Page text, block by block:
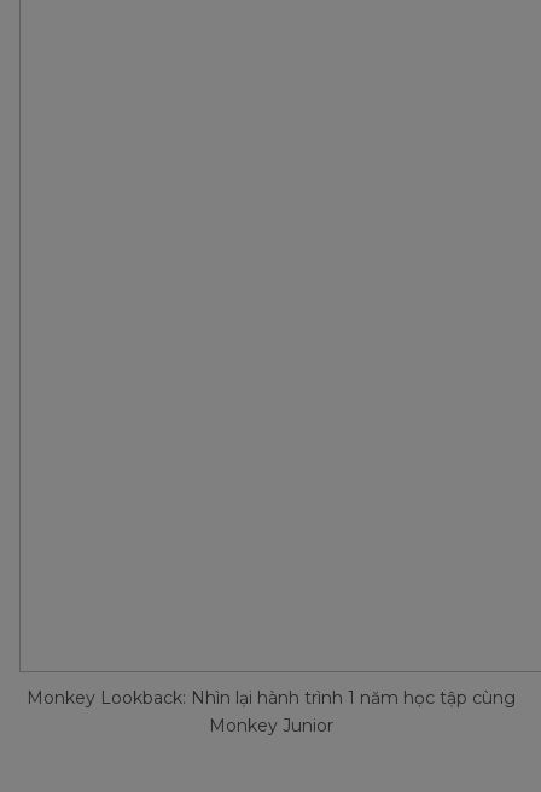
Monkey Lookback: Nhìn lại hành trình 1 năm học tập cùng
Monkey Junior